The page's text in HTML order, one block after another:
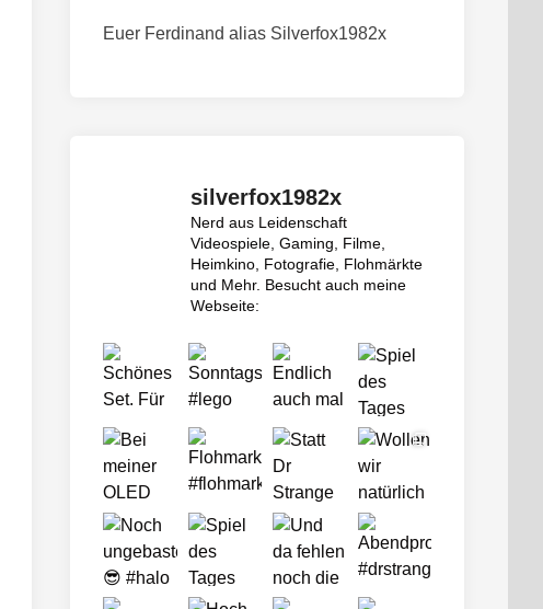
Euer Ferdinand alias Silverfox1982x
silverfox1982x
Nerd aus Leidenschaft
Videospiele, Gaming, Filme,
Heimkino, Fotografie, Flohmärkte
und Mehr. Besucht auch meine
Webseite: